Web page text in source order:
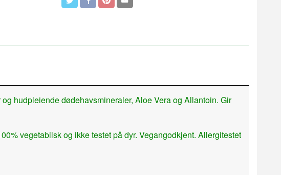
hudpleiende dødehavsmineraler, Aloe Vera og Allantoin. Gir
vegetabilsk og ikke testet på dyr. Vegangodkjent. Allergitestet